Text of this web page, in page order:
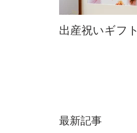
出産祝いギフト
最新記事